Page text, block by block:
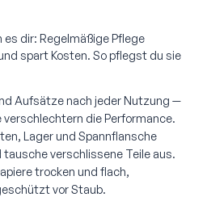
es dir: Regelmäßige Pflege
spart Kosten. So pflegst du sie
Aufsätze nach jeder Nutzung —
verschlechtern die Performance.
Lager und Spannflansche
tausche verschlissene Teile aus.
trocken und flach,
vor Staub.